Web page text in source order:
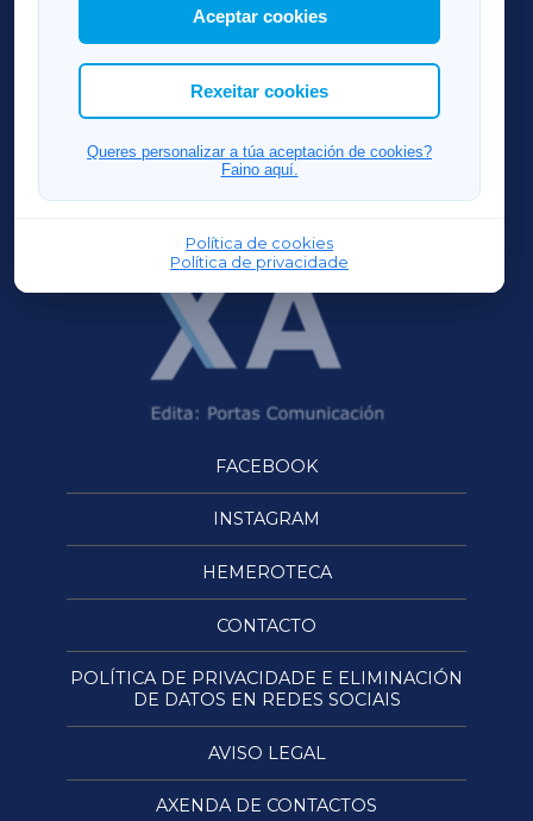
Así mesmo, podes personalizar a elección das
cookies que desexas permitir.
Aceptar cookies
Rexeitar cookies
Queres personalizar a túa aceptación de cookies?
Faino aquí.
Política de cookies
Política de privacidade
RIBEIRASACRAXA
ACORUÑAXA
FERROLXA
OURENSEXA
FACEBOOK
INSTAGRAM
HEMEROTECA
CONTACTO
POLÍTICA DE PRIVACIDADE E ELIMINACIÓN
DE DATOS EN REDES SOCIAIS
AVISO LEGAL
AXENDA DE CONTACTOS